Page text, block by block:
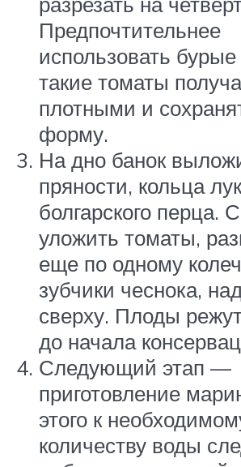
Предпочтительнее
использовать
такие томаты
плотными и
форму.
На дно банок
пряности, кольца
болгарского перца.
уложить томаты,
еще по одному
зубчики чеснока,
сверху. Плоды
до начала
Следующий этап —
приготовление
этого к
количеству воды